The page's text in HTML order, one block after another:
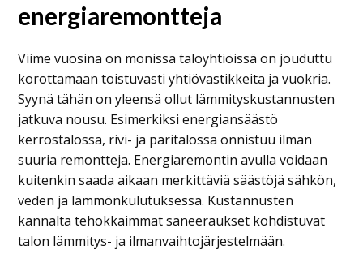
energiaremontteja
Viime vuosina on monissa taloyhtiöissä on jouduttu
korottamaan toistuvasti yhtiövastikkeita ja vuokria.
Syynä tähän on yleensä ollut lämmityskustannusten
jatkuva nousu. Esimerkiksi energiansäästö
kerrostalossa, rivi- ja paritalossa onnistuu ilman
suuria remontteja. Energiaremontin avulla voidaan
kuitenkin saada aikaan merkittäviä säästöjä sähkön,
veden ja lämmönkulutuksessa. Kustannusten
kannalta tehokkaimmat saneeraukset kohdistuvat
talon lämmitys- ja ilmanvaihtojärjestelmään.